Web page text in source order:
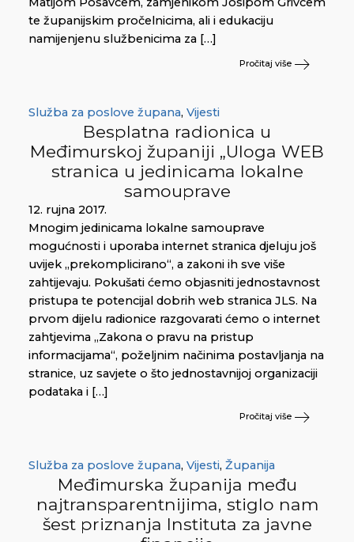
te županijskim pročelnicima, ali i edukaciju
namijenjenu službenicima za […]
Pročitaj više
Služba za poslove župana, Vijesti
Besplatna radionica u
Međimurskoj županiji „Uloga WEB
stranica u jedinicama lokalne
samouprave
12. rujna 2017.
Mnogim jedinicama lokalne samouprave
mogućnosti i uporaba internet stranica djeluju još
uvijek „prekomplicirano“, a zakoni ih sve više
zahtijevaju. Pokušati ćemo objasniti jednostavnost
pristupa te potencijal dobrih web stranica JLS. Na
prvom dijelu radionice razgovarati ćemo o internet
zahtjevima „Zakona o pravu na pristup
informacijama“, poželjnim načinima postavljanja na
stranice, uz savjete o što jednostavnijoj organizaciji
podataka i […]
Pročitaj više
Služba za poslove župana, Vijesti, Županija
Međimurska županija među
najtransparentnijima, stiglo nam
šest priznanja Instituta za javne